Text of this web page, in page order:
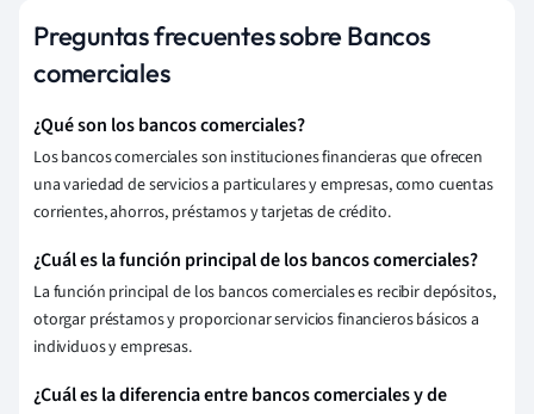
Preguntas frecuentes sobre Bancos
comerciales
¿Qué son los bancos comerciales?
Los bancos comerciales son instituciones financieras que ofrecen
una variedad de servicios a particulares y empresas, como cuentas
corrientes, ahorros, préstamos y tarjetas de crédito.
¿Cuál es la función principal de los bancos comerciales?
La función principal de los bancos comerciales es recibir depósitos,
otorgar préstamos y proporcionar servicios financieros básicos a
individuos y empresas.
¿Cuál es la diferencia entre bancos comerciales y de